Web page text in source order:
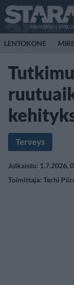
LENTOKONE
Terveys
Julkaistu: 1.7.2026,
Toimittaja: Terhi